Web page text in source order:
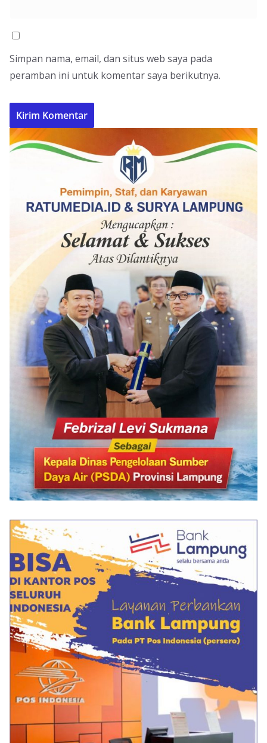
Simpan nama, email, dan situs web saya pada
peramban ini untuk komentar saya berikutnya.